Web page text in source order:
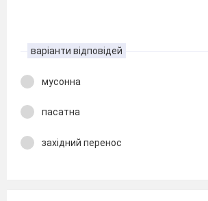
варіанти відповідей
мусонна
пасатна
західний перенос